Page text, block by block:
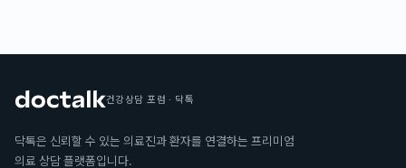
건강상담 포럼 · 닥톡
닥톡은 신뢰할 수 있는 의료진과 환자를 연결하는 프리미엄
의료 상담 플랫폼입니다.